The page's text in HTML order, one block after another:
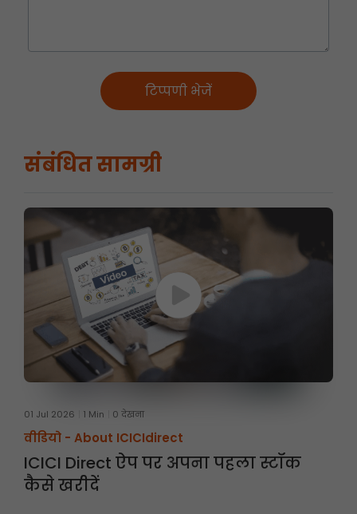
टिप्पणी भेजें
संबंधित सामग्री
01 Jul 2026 1 Min 0 देखना
वीडियो - About ICICIdirect
ICICI Direct ऐप पर अपना पहला स्टॉक
कैसे खरीदें